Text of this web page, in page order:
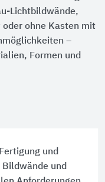
Lichtbildwände,
ohne Kasten mit
–
Formen und
und
und